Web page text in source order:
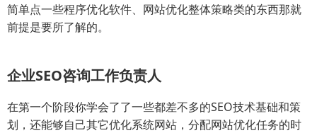
简单点一些程序优化软件、网站优化整体策略类的东西那就
前提是要所了解的。
企业SEO咨询工作负责人
在第一个阶段你学会了了一些都差不多的SEO技术基础和策
划，还能够自己其它优化系统网站，分配网站优化任务的时